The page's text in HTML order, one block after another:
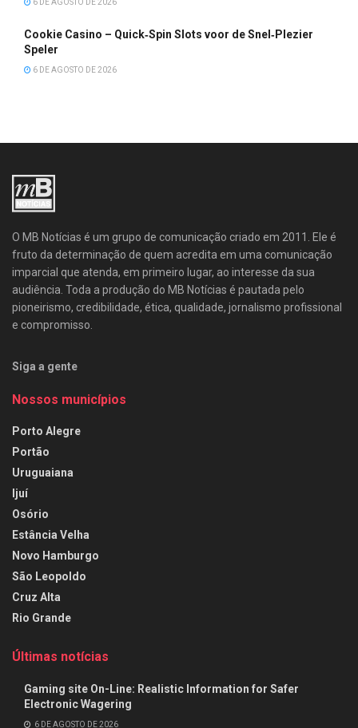
6 DE AGOSTO DE 2026
Cookie Casino – Quick‑Spin Slots voor de Snel‑Plezier
Speler
6 DE AGOSTO DE 2026
O MB Notícias é um grupo de comunicação criado em 2011. Ele é
fruto da determinação de quem acredita em uma comunicação
imparcial que atenda, em primeiro lugar, ao interesse da sua
audiência. Toda a produção do MB Notícias é pautada pelo
pioneirismo, credibilidade, ética, qualidade, jornalismo profissional
e compromisso.
Siga a gente
Nossos municípios
Porto Alegre
Portão
Uruguaiana
Ijuí
Osório
Estância Velha
Novo Hamburgo
São Leopoldo
Cruz Alta
Rio Grande
Últimas notícias
Gaming site On-Line: Realistic Information for Safer
Electronic Wagering
6 DE AGOSTO DE 2026